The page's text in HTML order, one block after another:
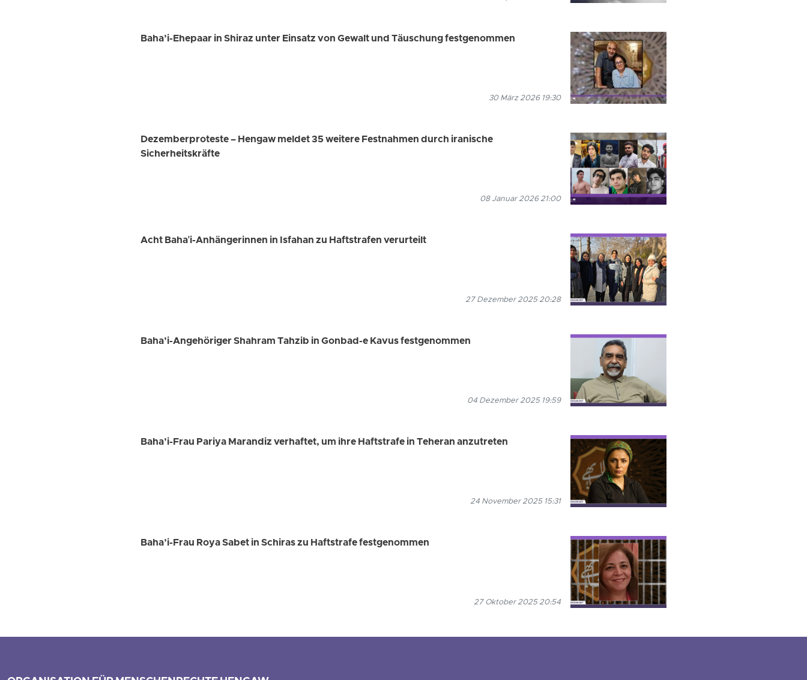
Baha’i-Ehepaar in Shiraz unter Einsatz von Gewalt und Täuschung festgenommen
30 März 2026 19:30
Dezemberproteste – Hengaw meldet 35 weitere Festnahmen durch iranische
Sicherheitskräfte
08 Januar 2026 21:00
Acht Baha'i-Anhängerinnen in Isfahan zu Haftstrafen verurteilt
27 Dezember 2025 20:28
Baha’i-Angehöriger Shahram Tahzib in Gonbad-e Kavus festgenommen
04 Dezember 2025 19:59
Baha’i-Frau Pariya Marandiz verhaftet, um ihre Haftstrafe in Teheran anzutreten
24 November 2025 15:31
Baha’i-Frau Roya Sabet in Schiras zu Haftstrafe festgenommen
27 Oktober 2025 20:54